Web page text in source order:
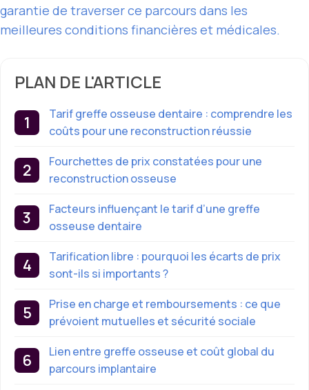
garantie de traverser ce parcours dans les
meilleures conditions financières et médicales.
PLAN DE L'ARTICLE
Tarif greffe osseuse dentaire : comprendre les
coûts pour une reconstruction réussie
Fourchettes de prix constatées pour une
reconstruction osseuse
Facteurs influençant le tarif d’une greffe
osseuse dentaire
Tarification libre : pourquoi les écarts de prix
sont-ils si importants ?
Prise en charge et remboursements : ce que
prévoient mutuelles et sécurité sociale
Lien entre greffe osseuse et coût global du
parcours implantaire